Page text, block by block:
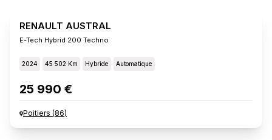
RENAULT AUSTRAL
E-Tech Hybrid 200 Techno
2024 45 502 Km Hybride Automatique
25 990 €
Poitiers (86)